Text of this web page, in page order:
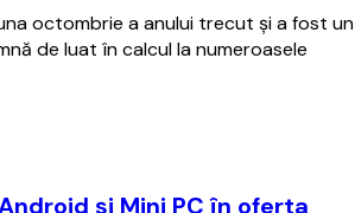
octombrie a anului trecut şi a fost un
de luat în calcul la numeroasele
și Mini PC în oferta